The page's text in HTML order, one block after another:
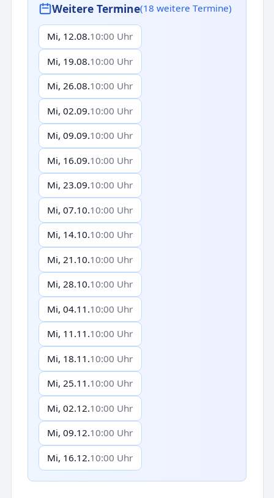
Weitere Termine(18 weitere Termine)
Mi, 12.08.10:00 Uhr
Mi, 19.08.10:00 Uhr
Mi, 26.08.10:00 Uhr
Mi, 02.09.10:00 Uhr
Mi, 09.09.10:00 Uhr
Mi, 16.09.10:00 Uhr
Mi, 23.09.10:00 Uhr
Mi, 07.10.10:00 Uhr
Mi, 14.10.10:00 Uhr
Mi, 21.10.10:00 Uhr
Mi, 28.10.10:00 Uhr
Mi, 04.11.10:00 Uhr
Mi, 11.11.10:00 Uhr
Mi, 18.11.10:00 Uhr
Mi, 25.11.10:00 Uhr
Mi, 02.12.10:00 Uhr
Mi, 09.12.10:00 Uhr
Mi, 16.12.10:00 Uhr